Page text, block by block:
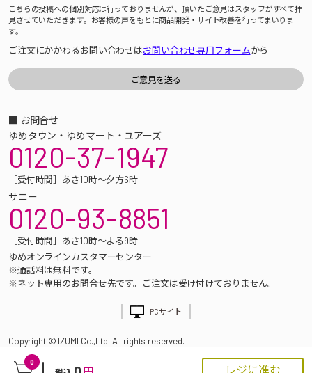
0
レジに進む
こちらの投稿への個別対応は行っておりませんが、頂いたご意見はスタッフがすべて拝
見させていただきます。お客様の声をもとに商品開発・サイト改善を行ってまいりま
す。
ご注文にかかわるお問い合わせはお問い合わせ専用フォームから
■ お問合せ
ゆめタウン・ゆめマート・ユアーズ
0120-37-1947
［受付時間］あさ10時～夕方6時
サニー
0120-93-8851
［受付時間］あさ10時～よる9時
ゆめオンラインカスタマーセンター
※通話料は無料です。
※ネット専用のお問合せ先です。ご注文は受け付けておりません。
PCサイト
Copyright © IZUMI Co.,Ltd. All rights reserved.